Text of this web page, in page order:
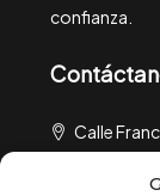
confianza.
Calle